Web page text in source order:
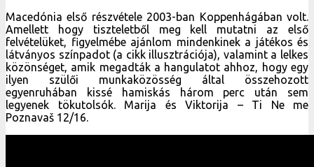
Macedónia első részvétele 2003-ban Koppenhágában volt.
Amellett hogy tiszteletből meg kell mutatni az első
felvételüket, figyelmébe ajánlom mindenkinek a játékos és
látványos színpadot (a cikk illusztrációja), valamint a lelkes
közönséget, amik megadták a hangulatot ahhoz, hogy egy
ilyen szülői munkaközösség által összehozott
egyenruhában kissé hamiskás három perc után sem
legyenek tökutolsók. Marija és Viktorija – Ti Ne me
Poznavaš 12/16.